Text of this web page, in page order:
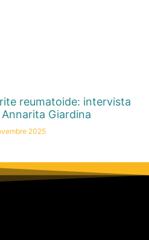
reumatoide: intervista
Giardina
2025